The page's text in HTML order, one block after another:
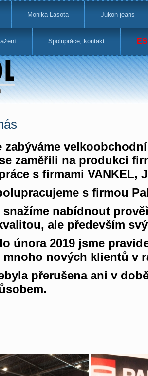
Monika Lasota Jukon jeans
Spolupráce, kontakt
zabýváme
zaměřili na produkci
s firmami VANKEL,
s firmou
snažíme nabídnout
ale především
února 2019 jsme
nových klientů v
přerušena ani v